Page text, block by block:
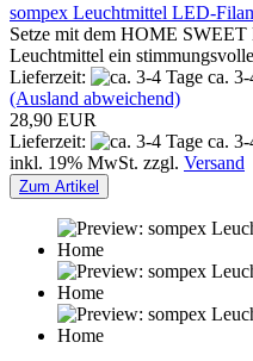
sompex Leuchtmittel LED-
Setze mit dem HOME
Leuchtmittel ein
Lieferzeit:
ca.
(Ausland abweichend)
28,90 EUR
Lieferzeit:
ca.
inkl. 19% MwSt. zzgl. Versand
Zum Artikel